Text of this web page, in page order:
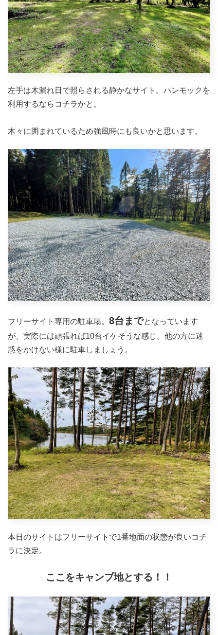
左手は木漏れ日で照らされる静かなサイト。ハンモックを
利用するならコチラかと。
木々に囲まれているため強風時にも良いかと思います。
フリーサイト専用の駐車場。 8台までとなっています
が、実際には頑張れば10台イケそうな感じ。他の方に迷
惑をかけない様に駐車しましょう。
本日のサイトはフリーサイトで1番地面の状態が良いコチ
ラに決定。
ここをキャンプ地とする！！